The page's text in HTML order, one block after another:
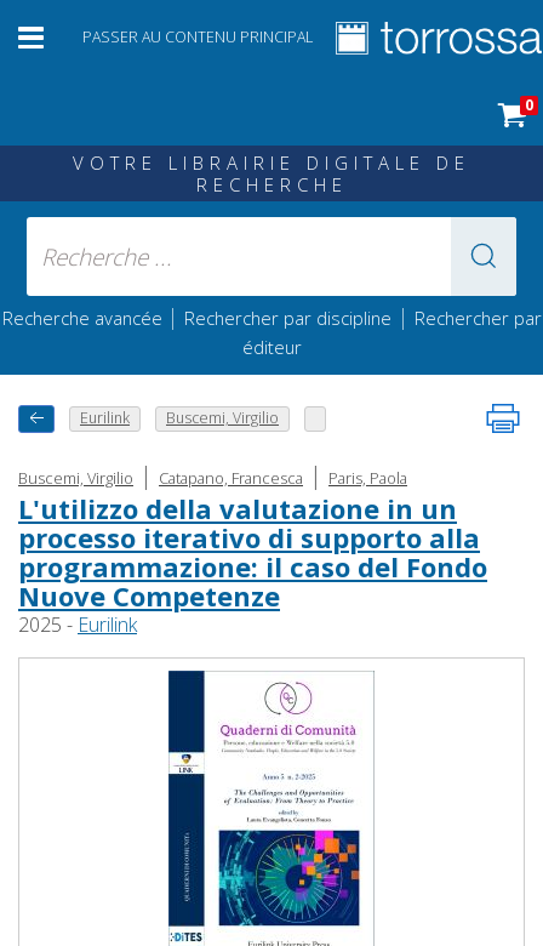
PASSER AU CONTENU PRINCIPAL
0
VOTRE LIBRAIRIE DIGITALE DE
RECHERCHE
Recherche avancée | Rechercher par discipline | Rechercher par
éditeur
Eurilink Buscemi, Virgilio
Buscemi, Virgilio | Catapano, Francesca | Paris, Paola
L'utilizzo della valutazione in un
processo iterativo di supporto alla
programmazione: il caso del Fondo
Nuove Competenze
2025 - Eurilink